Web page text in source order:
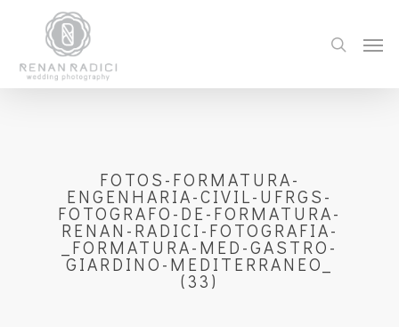
FOTOS-FORMATURA-
ENGENHARIA-CIVIL-UFRGS-
FOTOGRAFO-DE-FORMATURA-
RENAN-RADICI-FOTOGRAFIA-
_FORMATURA-MED-GASTRO-
GIARDINO-MEDITERRANEO_
(33)